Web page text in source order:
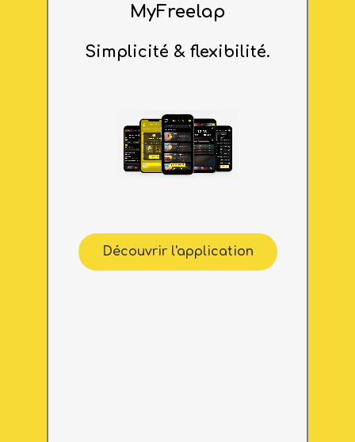
MyFreelap
Simplicité & flexibilité.
Découvrir l'application